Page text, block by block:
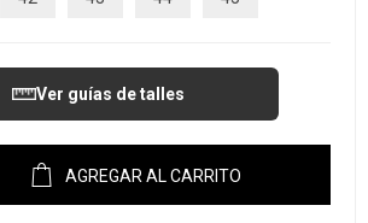
Ver guías de talles
AGREGAR AL CARRITO